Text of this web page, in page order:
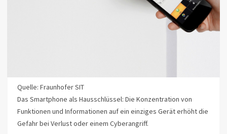
Quelle: Fraunhofer SIT
Das Smartphone als Hausschlüssel: Die Konzentration von
Funktionen und Informationen auf ein einziges Gerät erhöht die
Gefahr bei Verlust oder einem Cyberangriff.